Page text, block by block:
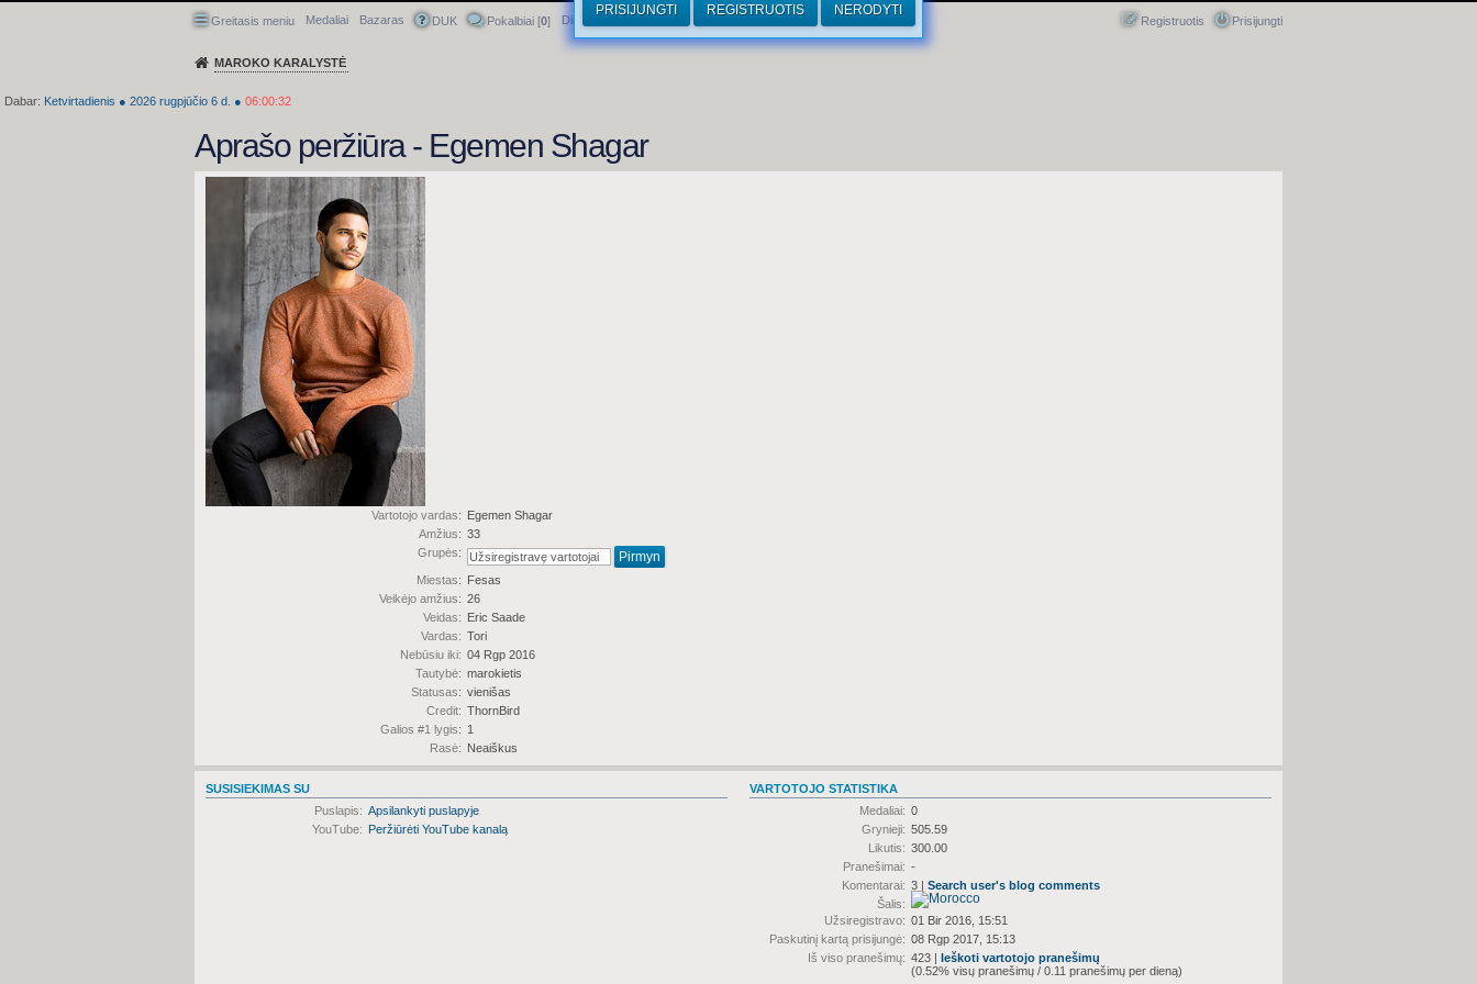
Greitasis meniu Medaliai Bazaras DUK Pokalbiai [0] Dirhamai Prisijungti
Registruotis
MAROKO KARALYSTĖ
Dabar: Ketvirtadienis ● 2026 rugpjūčio 6 d. ● 06:00:33
PRISIJUNGTI REGISTRUOTIS NERODYTI
Aprašo peržiūra - Egemen Shagar
Vartotojo vardas: Egemen Shagar
Amžius: 33
Grupės:
Miestas: Fesas
Veikėjo amžius: 26
Veidas: Eric Saade
Vardas: Tori
Nebūsiu iki: 04 Rgp 2016
Tautybė: marokietis
Statusas: vienišas
Credit: ThornBird
Galios #1 lygis: 1
Rasė: Neaiškus
SUSISIEKIMAS SU
Puslapis: Apsilankyti puslapyje
YouTube: Peržiūrėti YouTube kanalą
VARTOTOJO STATISTIKA
Medaliai: 0
Grynieji: 505.59
Likutis: 300.00
Pranešimai: -
Komentarai: 3 |Search user's blog comments
Šalis:
Užsiregistravo: 01 Bir 2016, 15:51
Paskutinį kartą prisijungė: 08 Rgp 2017, 15:13
Iš viso pranešimų: 423 |Ieškoti vartotojo pranešimų
(0.52% visų pranešimų / 0.11 pranešimų per dieną)